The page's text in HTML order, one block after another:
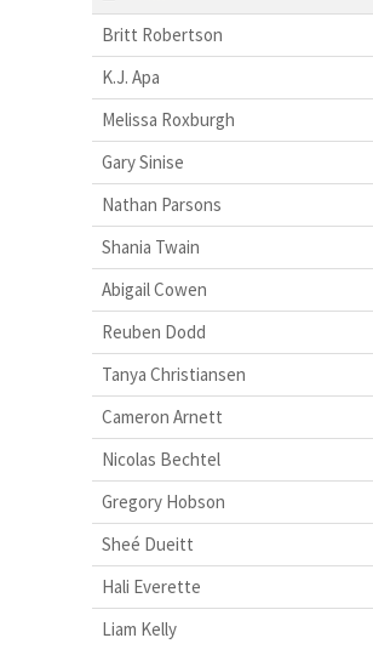
Britt Robertson
K.J. Apa
Melissa Roxburgh
Gary Sinise
Nathan Parsons
Shania Twain
Abigail Cowen
Reuben Dodd
Tanya Christiansen
Cameron Arnett
Nicolas Bechtel
Gregory Hobson
Sheé Dueitt
Hali Everette
Liam Kelly